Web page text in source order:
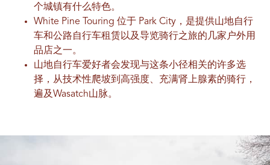
个城镇有什么特色。
White Pine Touring 位于 Park City，是提供山地自行
车和公路自行车租赁以及导览骑行之旅的几家户外用
品店之一。
山地自行车爱好者会发现与这条小径相关的许多选
择，从技术性爬坡到高强度、充满肾上腺素的骑行，
遍及Wasatch山脉。